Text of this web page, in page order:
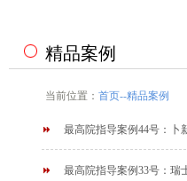
精品案例
当前位置： 首页--精品案例
最高院指导案例44号：卜
最高院指导案例33号：瑞